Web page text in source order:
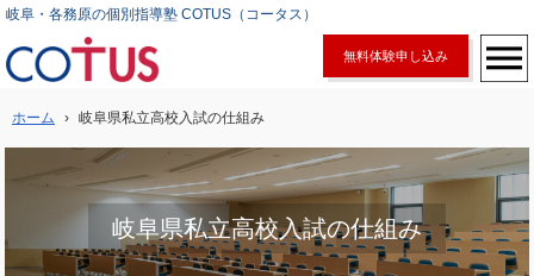
岐阜・各務原の個別指導塾 COTUS（コータス）
無料体験申し込み
ホーム › 岐阜県私立高校入試の仕組み
岐阜県私立高校入試の仕組み